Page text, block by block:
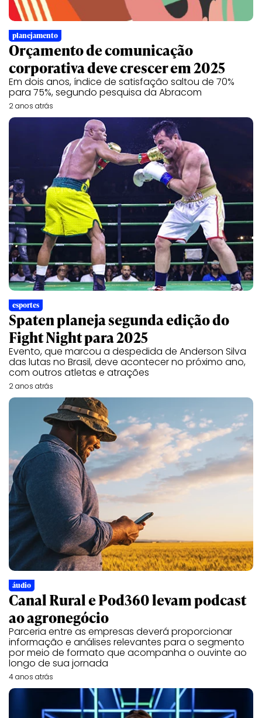
planejamento
Orçamento de comunicação
corporativa deve crescer em 2025
Em dois anos, índice de satisfação saltou de 70%
para 75%, segundo pesquisa da Abracom
2 anos atrás
esportes
Spaten planeja segunda edição do
Fight Night para 2025
Evento, que marcou a despedida de Anderson Silva
das lutas no Brasil, deve acontecer no próximo ano,
com outros atletas e atrações
2 anos atrás
áudio
Canal Rural e Pod360 levam podcast
ao agronegócio
Parceria entre as empresas deverá proporcionar
informação e análises relevantes para o segmento
por meio de formato que acompanha o ouvinte ao
longo de sua jornada
4 anos atrás